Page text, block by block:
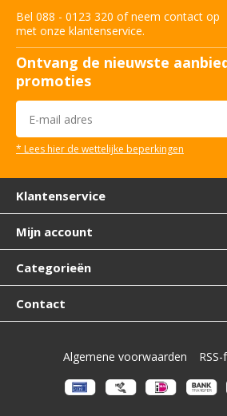
Bel 088 - 0123 320 of neem contact op
met onze klantenservice.
Ontvang de nieuwste
promoties
* Lees hier de wettelijke beperkingen
Klantenservice
Mijn account
Categorieën
Contact
Algemene voorwaarden